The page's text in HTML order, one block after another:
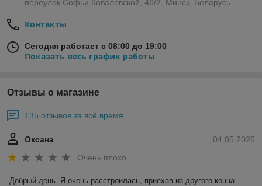
переулок Софьи Ковалевской, 46/2, Минск, Беларусь
Контакты
Сегодня работает с 08:00 до 19:00
Показать весь график работы
Отзывы о магазине
135 отзывов за всё время
04.05.2026
Оксана
Очень плохо
Добрый день. Я очень расстроилась, приехав из другого конца